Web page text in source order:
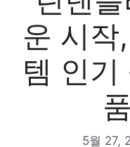
운 시작
템 인기
5월 27,